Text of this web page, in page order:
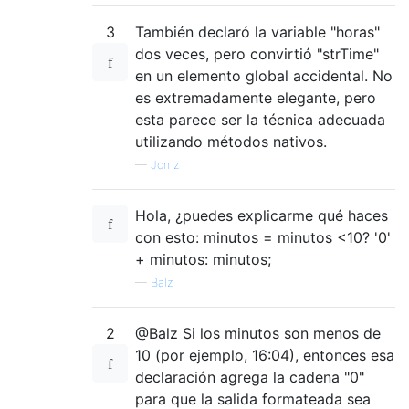
3
También declaró la variable "horas"
dos veces, pero convirtió "strTime"
en un elemento global accidental. No
es extremadamente elegante, pero
esta parece ser la técnica adecuada
utilizando métodos nativos.
— Jon z
Hola, ¿puedes explicarme qué haces
con esto: minutos = minutos <10? '0'
+ minutos: minutos;
— Balz
2
@Balz Si los minutos son menos de
10 (por ejemplo, 16:04), entonces esa
declaración agrega la cadena "0"
para que la salida formateada sea